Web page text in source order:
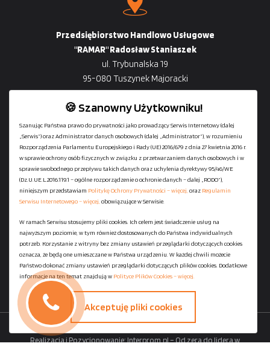
Przedsiębiorstwo Handlowo Usługowe
"RAMAR" Radosław Staniaszek
ul. Trybunalska 19
95-080 Tuszynek Majoracki
+48729-133-333
biuro@601144444.pl
Kontakt
Regulamin serwisu
Polityka Ochrony Prywatności
Polityka Plików Cookies
Copyright ©StaniaszekKontenery.pl- 2026 All Rights Reserved.
Realizacja i Pozycjonowanie:Interprom.pl – Od zera do lidera w
🍪 Szanowny Użytkowniku!
Szanując Państwa prawo do prywatności jako prowadzący Serwis Internetowy (dalej
„Serwis”) oraz Administrator danych osobowych (dalej „Administrator”), w rozumieniu
Rozporządzenia Parlamentu Europejskiego i Rady (UE) 2016/679 z dnia 27 kwietnia 2016 r.
w sprawie ochrony osób fizycznych w związku z przetwarzaniem danych osobowych i w
sprawie swobodnego przepływu takich danych oraz uchylenia dyrektywy 95/46/WE
(Dz.U.UE.L.2016.119.1 – ogólne rozporządzenie o ochronie danych – dalej „RODO”),
niniejszym przedstawiam Politykę Ochrony Prywatności – więcej, oraz Regulamin
Serwisu Internetowego – więcej, obowiązujące w Serwisie.
W ramach Serwisu stosujemy pliki cookies. Ich celem jest świadczenie usług na
najwyższym poziomie, w tym również dostosowanych do Państwa indywidualnych
potrzeb. Korzystanie z witryny bez zmiany ustawień przeglądarki dotyczących cookies
oznacza, że będą one umieszczane w Państwa urządzeniu. W każdej chwili możecie
Państwo dokonać zmiany ustawień przeglądarki dotyczących plików cookies. Dodatkowe
informacje na ten temat znajdują w Polityce Plików Cookies – więcej.
Akceptuję pliki cookies